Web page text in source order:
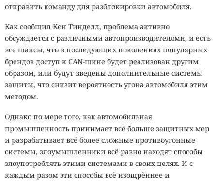
отправить команду для разблокировки автомобиля.
Как сообщил Кен Тинделл, проблема активно
обсуждается с различными автопроизводителями, и есть
все шансы, что в последующих поколениях популярных
брендов доступ к CAN-шине будет реализован другим
образом, или будут введены дополнительные системы
защиты, что снизит вероятность угона автомобиля этим
методом.
Однако по мере того, как автомобильная
промышленность принимает всё больше защитных мер
и разрабатывает всё более сложные противоугонные
системы, злоумышленники всё равно находят способы
злоупотреблять этими системами в своих целях. И с
каждым разом эти способы всё изощрённее и